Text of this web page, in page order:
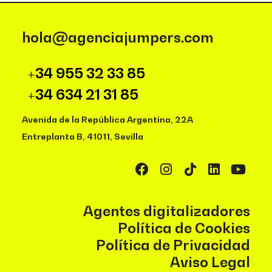
hola@agenciajumpers.com
+34 955 32 33 85
+34 634 21 31 85
Avenida de la República Argentina, 22A
Entreplanta B, 41011, Sevilla
Agentes digitalizadores
Política de Cookies
Política de Privacidad
Aviso Legal